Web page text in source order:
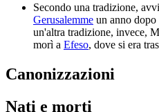
Secondo una tradizione,
Gerusalemme un anno dopo
un'altra tradizione, invece,
morì a Efeso, dove si era
Canonizzazioni
Nati e morti